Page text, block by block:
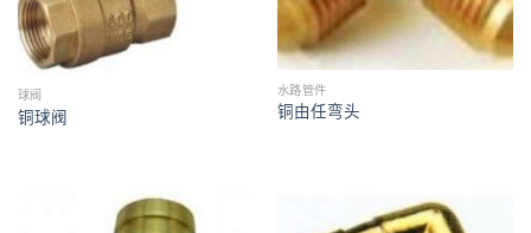
球阀
铜球阀
水路管件
铜由任弯头